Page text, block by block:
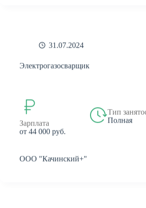
31.07.2024
Электрогазосварщик
Зарплата
от 44 000 руб.
Тип
Полная
ООО "Качинский+"